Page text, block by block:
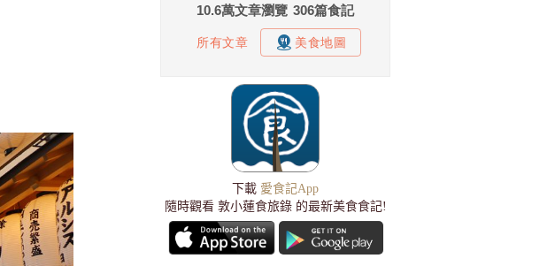
下載 愛食記App
隨時觀看 敦小蓮食旅錄 的最新美食食記!